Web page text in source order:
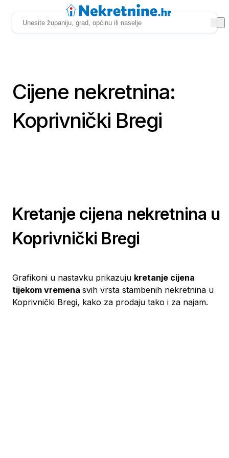
Cijene nekretnina:
Koprivnički Bregi
Kretanje cijena nekretnina u
Koprivnički Bregi
Grafikoni u nastavku prikazuju kretanje cijena
tijekom vremena svih vrsta stambenih nekretnina u
Koprivnički Bregi, kako za prodaju tako i za najam.